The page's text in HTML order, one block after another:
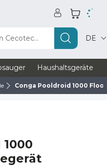
Cecotec... DE
Haushaltsgeräte
Conga Pooldroid 1000